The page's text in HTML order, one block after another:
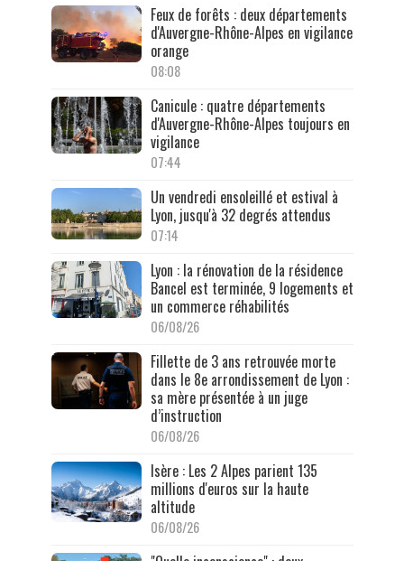
Feux de forêts : deux départements
d'Auvergne-Rhône-Alpes en vigilance
orange
08:08
Canicule : quatre départements
d'Auvergne-Rhône-Alpes toujours en
vigilance
07:44
Un vendredi ensoleillé et estival à
Lyon, jusqu'à 32 degrés attendus
07:14
Lyon : la rénovation de la résidence
Bancel est terminée, 9 logements et
un commerce réhabilités
06/08/26
Fillette de 3 ans retrouvée morte
dans le 8e arrondissement de Lyon :
sa mère présentée à un juge
d’instruction
06/08/26
Isère : Les 2 Alpes parient 135
millions d'euros sur la haute
altitude
06/08/26